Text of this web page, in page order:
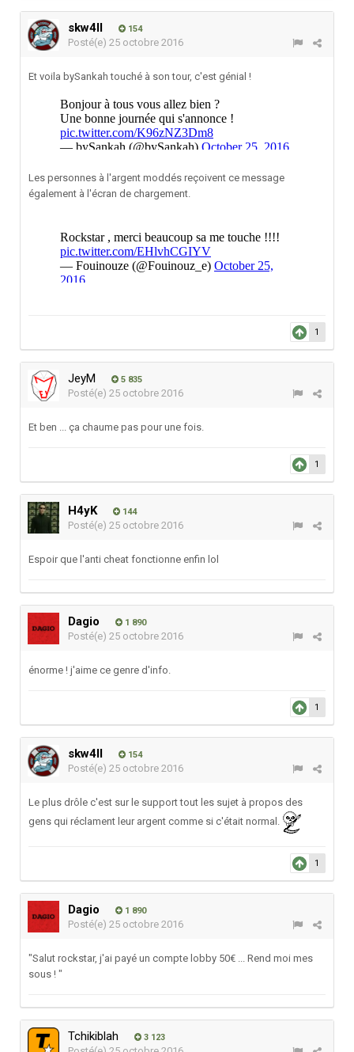
skw4ll 154
Posté(e) 25 octobre 2016
Et voila bySankah touché à son tour, c'est génial !
Les personnes à l'argent moddés reçoivent ce message
également à l'écran de chargement.
1
JeyM 5 835
Posté(e) 25 octobre 2016
Et ben ... ça chaume pas pour une fois.
1
H4yK 144
Posté(e) 25 octobre 2016
Espoir que l'anti cheat fonctionne enfin lol
Dagio 1 890
Posté(e) 25 octobre 2016
énorme ! j'aime ce genre d'info.
1
skw4ll 154
Posté(e) 25 octobre 2016
Le plus drôle c'est sur le support tout les sujet à propos des
gens qui réclament leur argent comme si c'était normal.
1
Dagio 1 890
Posté(e) 25 octobre 2016
"Salut rockstar, j'ai payé un compte lobby 50€ ... Rend moi mes
sous ! "
Tchikiblah 3 123